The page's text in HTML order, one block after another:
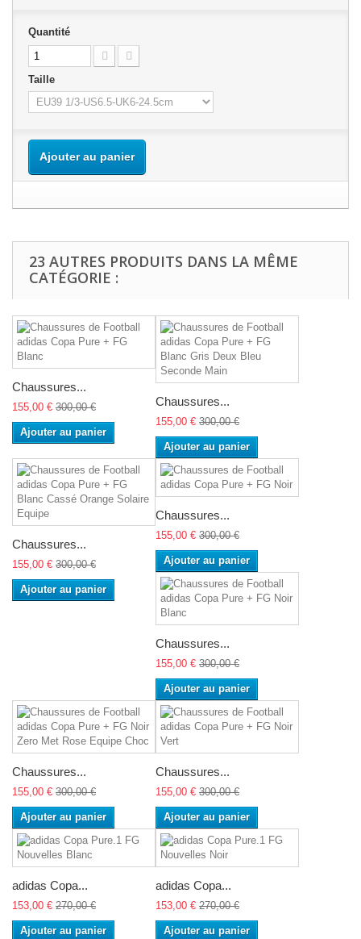
Quantité
Taille
Ajouter au panier
23 AUTRES PRODUITS DANS LA MÊME
CATÉGORIE :
Chaussures...
155,00 € 300,00 €
Ajouter au panier
Chaussures...
155,00 € 300,00 €
Ajouter au panier
Chaussures...
155,00 € 300,00 €
Ajouter au panier
Chaussures...
155,00 € 300,00 €
Ajouter au panier
Chaussures...
155,00 € 300,00 €
Ajouter au panier
Chaussures...
155,00 € 300,00 €
Ajouter au panier
Chaussures...
155,00 € 300,00 €
Ajouter au panier
adidas Copa...
153,00 € 270,00 €
Ajouter au panier
adidas Copa...
153,00 € 270,00 €
Ajouter au panier